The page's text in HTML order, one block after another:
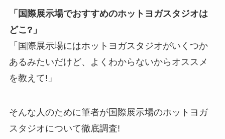
「国際展示場でおすすめのホットヨガスタジオは
どこ?」
「国際展示場にはホットヨガスタジオがいくつか
あるみたいだけど、よくわからないからオススメ
を教えて!」
そんな人のために筆者が国際展示場のホットヨガ
スタジオについて徹底調査!